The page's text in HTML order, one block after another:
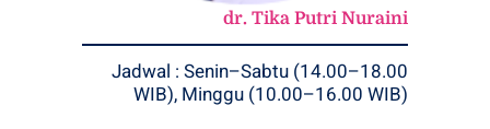
dr. Tika Putri Nuraini
Jadwal : Senin–Sabtu (14.00–18.00
WIB), Minggu (10.00–16.00 WIB)